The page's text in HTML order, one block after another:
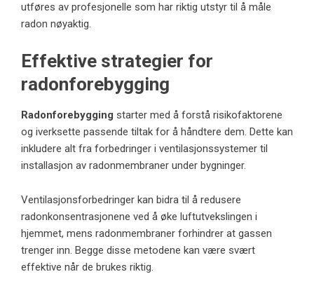
utføres av profesjonelle som har riktig utstyr til å måle
radon nøyaktig.
Effektive strategier for
radonforebygging
Radonforebygging starter med å forstå risikofaktorene
og iverksette passende tiltak for å håndtere dem. Dette kan
inkludere alt fra forbedringer i ventilasjonssystemer til
installasjon av radonmembraner under bygninger.
Ventilasjonsforbedringer kan bidra til å redusere
radonkonsentrasjonene ved å øke luftutvekslingen i
hjemmet, mens radonmembraner forhindrer at gassen
trenger inn. Begge disse metodene kan være svært
effektive når de brukes riktig.